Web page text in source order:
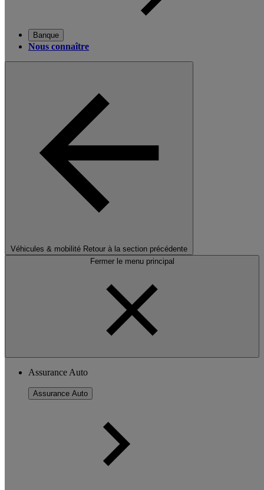
Banque
Nous connaître
Véhicules & mobilité Retour à la section précédente
Fermer le menu principal
Assurance Auto
Assurance Auto